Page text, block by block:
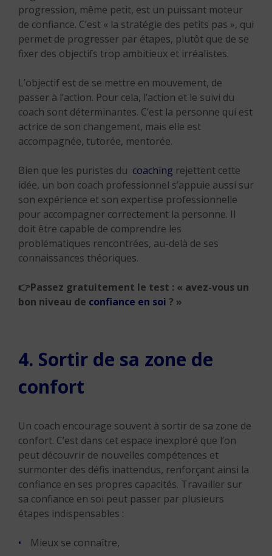
progression, même petit, est un puissant moteur
de confiance. C’est « la stratégie des petits pas », qui
permet de progresser par étapes, plutôt que de se
fixer des objectifs trop ambitieux et irréalistes.
L’objectif est de se mettre en mouvement, de
passer à l’action. Pour cela, l’action et le suivi du
coach sont déterminantes. C’est la personne qui est
actrice de son changement, mais elle est
accompagnée, tutorée, mentorée.
Bien que les puristes du coaching rejettent cette
idée, un bon coach professionnel s’appuie aussi sur
son expérience et son expertise professionnelle
pour accompagner correctement la personne. Il
doit être capable de comprendre les
problématiques rencontrées, au-delà de ses
connaissances théoriques.
👉Passez gratuitement le test : « avez-vous un
bon niveau de confiance en soi ? »
4. Sortir de sa zone de
confort
Un coach encourage souvent à sortir de sa zone de
confort. C’est dans cet espace inexploré que l’on
peut découvrir de nouvelles compétences et
surmonter des défis inattendus, renforçant ainsi la
confiance en ses propres capacités. Travailler sur
sa confiance en soi peut passer par plusieurs
étapes indispensables :
Mieux se connaître,